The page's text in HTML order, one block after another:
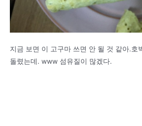
지금 보면 이 고구마 쓰면 안 될 것 같아.호
돌렸는데. www 섬유질이 많겠다.